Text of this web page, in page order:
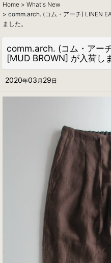
Home > What's New
> comm.arch. (コム・アーチ) LINEN
ました。
comm.arch. (コム・アー
[MUD BROWN] が入荷し
2020年03 月 29日